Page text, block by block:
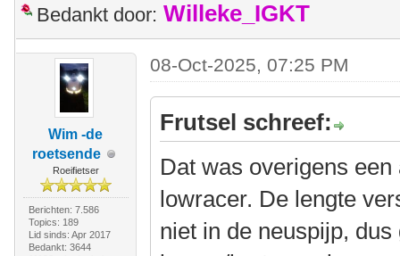
Bedankt door: Willeke_IGKT
Wim -de
roetsende
Roeifietser
Berichten: 7.586
Topics: 189
Lid sinds: Apr 2017
Bedankt: 3644
08-Oct-2025, 07:25 PM
Frutsel schreef:
Dat was overigens
lowracer. De lengte
niet in de neuspijp,